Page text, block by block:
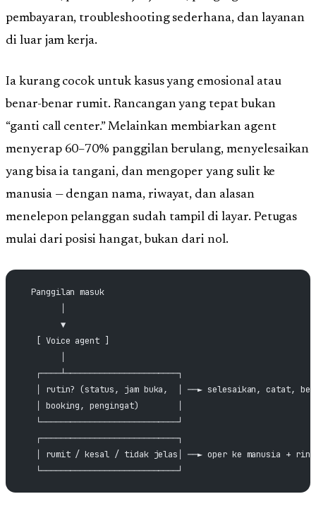
pembayaran, troubleshooting sederhana, dan layanan
di luar jam kerja.
Ia kurang cocok untuk kasus yang emosional atau
benar-benar rumit. Rancangan yang tepat bukan
“ganti call center.” Melainkan membiarkan agent
menyerap 60–70% panggilan berulang, menyelesaikan
yang bisa ia tangani, dan mengoper yang sulit ke
manusia — dengan nama, riwayat, dan alasan
menelepon pelanggan sudah tampil di layar. Petugas
mulai dari posisi hangat, bukan dari nol.
  Panggilan masuk
        ▼
   [ Voice agent ]
   ┌────┴───────────────────────┐
│ rutin? (status, jam buka,  │ ──► selesaikan, catat,
   │ booking, pengingat)        │
   └────────────────────────────┘
   ┌────────────────────────────┐
│ rumit / kesal / tidak jelas│ ──► oper ke manusia +
   └────────────────────────────┘